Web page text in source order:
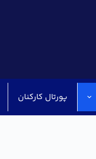
پورتال کارکنان